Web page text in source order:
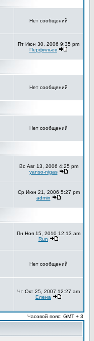
Нет сообщений
Пт Июн 30, 2006 9:35 pm
Перфильев
Нет сообщений
Нет сообщений
Вс Авг 13, 2006 4:25 pm
yanso-nigas
Ср Июн 21, 2006 5:27 pm
admin
Пн Ноя 15, 2010 12:13 am
Run
Нет сообщений
Чт Окт 25, 2007 12:27 am
Елена
Часовой пояс: GMT + 3